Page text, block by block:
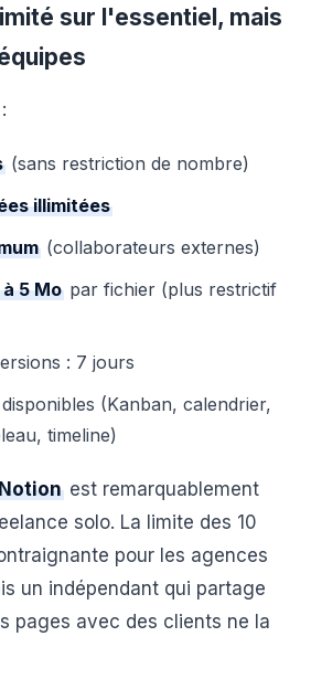
sur l'essentiel, mais
(sans restriction de nombre)
illimitées
(collaborateurs externes)
5 Mo par fichier (plus restrictif
: 7 jours
(Kanban, calendrier,
timeline)
est remarquablement
solo. La limite des 10
pour les agences
un indépendant qui partage
pages avec des clients ne la